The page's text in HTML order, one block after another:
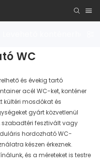
WC
és évekig tartó
acél WC-ket, konténer
kültéri mosdókat és
gyárt közvetlenül
fesztivált vagy
hordozható WC-
készen érkeznek.
és a méreteket is testre